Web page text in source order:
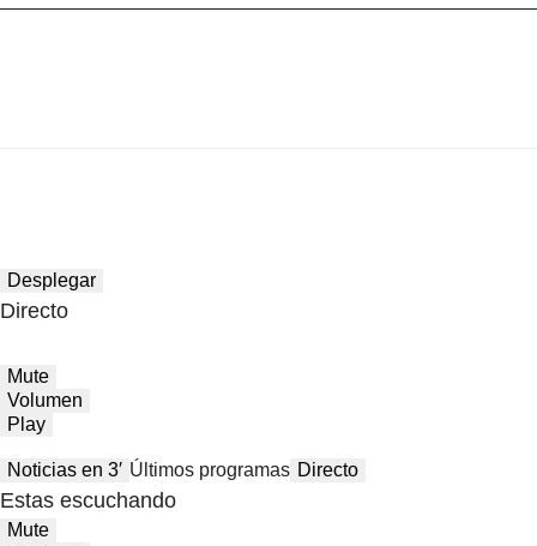
Desplegar
Directo
Mute
Volumen
Play
Noticias en 3′ Últimos programas Directo
Estas escuchando
Mute